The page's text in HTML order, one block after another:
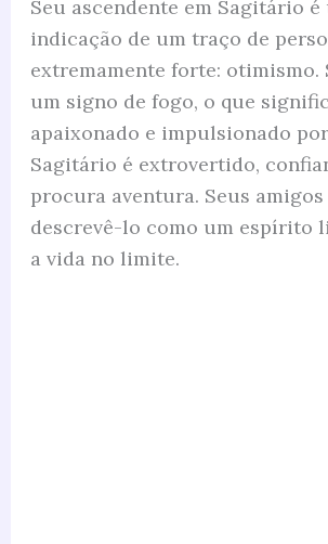
Seu ascendente em Sagitário é
indicação de um traço de
extremamente forte: otimismo.
um signo de fogo, o que
apaixonado e impulsionado
Sagitário é extrovertido,
procura aventura. Seus amigos
descrevê-lo como um espírito
a vida no limite.